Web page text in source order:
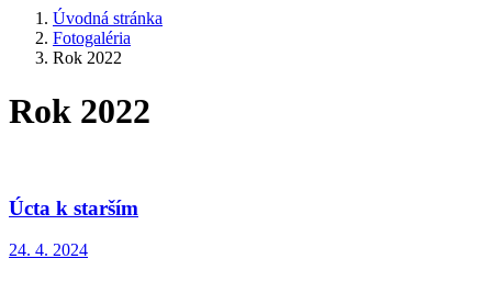
Úvodná stránka
Fotogaléria
Rok 2022
Rok 2022
Úcta k starším
24. 4. 2024